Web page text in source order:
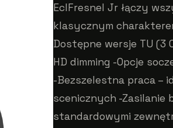
EclFresnel Jr łączy
klasycznym
Dostępne wersje TU (3
HD dimming -Opcje
-Bezszelestna praca –
scenicznych -Zasilanie
standardowymi